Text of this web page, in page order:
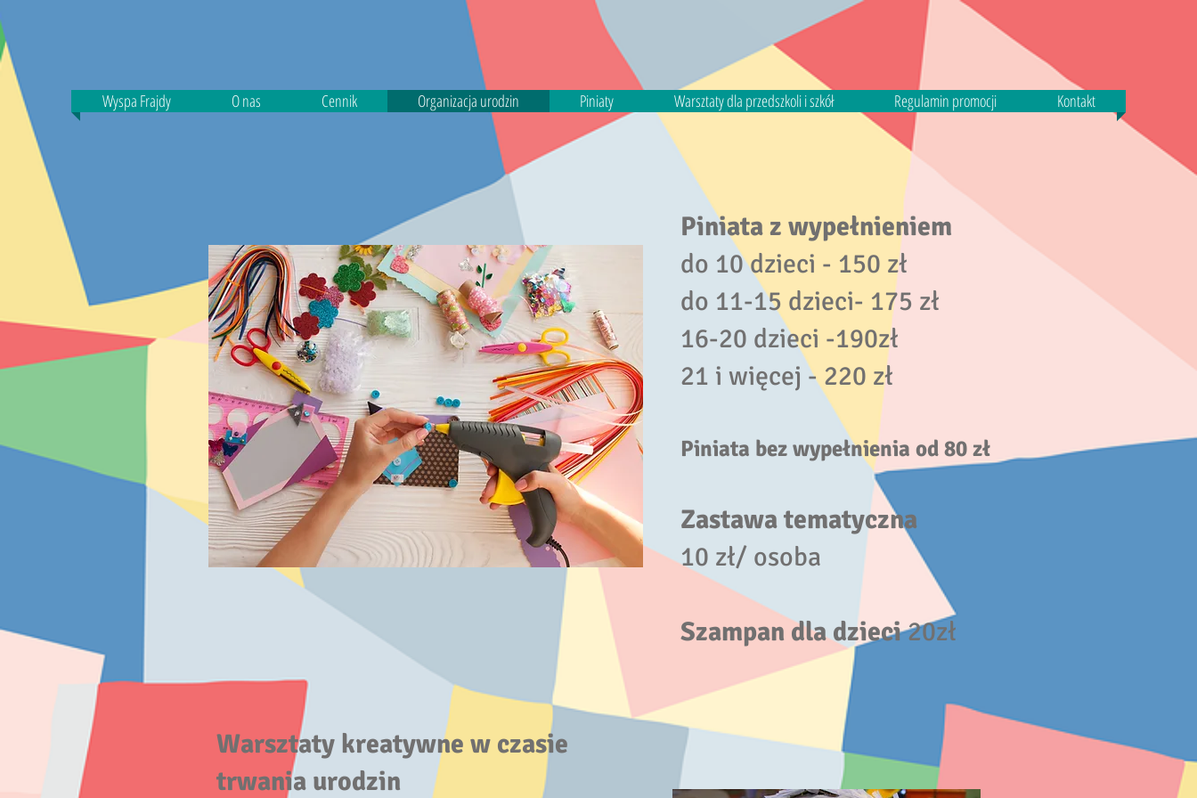
Wyspa Frajdy O nas Cennik Organizacja urodzin Piniaty Warsztaty dla przedszkoli i szkół Regulamin promocji Kontakt
Warsztaty kreatywne w czasie
trwania urodzin
Piniata z wypełnieniem
do 10 dzieci - 150 zł
do 11-15 dzieci- 175 zł
16-20 dzieci -190zł
21 i więcej - 220 zł
Piniata bez wypełnienia od 80 zł
Zastawa tematyczna
10 zł/ osoba
Szampan dladzieci20zł